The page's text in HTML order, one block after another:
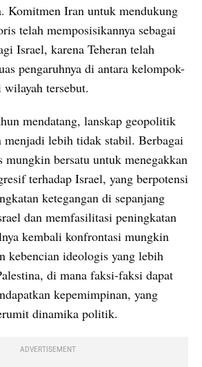
Komitmen Iran untuk mendukung
telah memposisikannya sebagai
Israel, karena Teheran telah
pengaruhnya di antara kelompok-
tersebut.
mendatang, lanskap geopolitik
menjadi lebih tidak stabil. Berbagai
mungkin bersatu untuk menegakkan
terhadap Israel, yang berpotensi
ketegangan di sepanjang
dan memfasilitasi peningkatan
kembali konfrontasi mungkin
kebencian ideologis yang lebih
di mana faksi-faksi dapat
kepemimpinan, yang
dinamika politik.
ADVERTISEMENT